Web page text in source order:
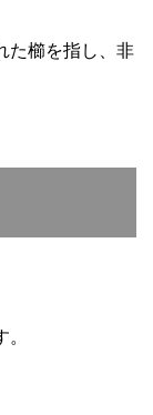
た櫛を指し、非